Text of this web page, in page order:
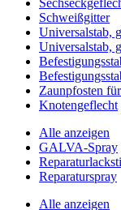
Schweißgitter
Universalstab,
Universalstab,
Zaunpfosten
Knotengeflecht
Alle anzeigen
GALVA-Spray
Reparaturspray
Alle anzeigen